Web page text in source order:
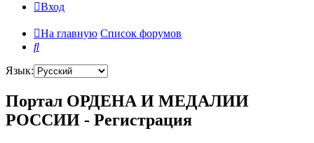
Вход
На главную Список форумов
Поиск
Язык:
Портал ОРДЕНА И МЕДАЛИИ
РОССИИ - Регистрация